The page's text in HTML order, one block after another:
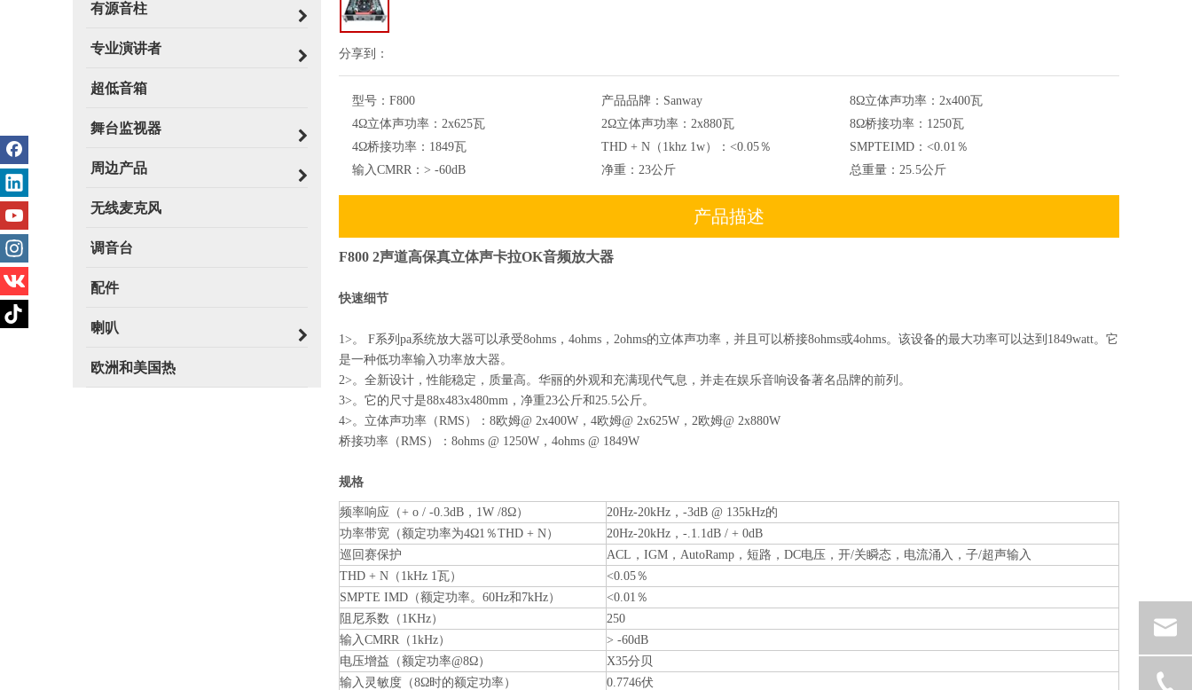
有源音柱
专业演讲者
超低音箱
舞台监视器
周边产品
无线麦克风
调音台
配件
喇叭
欧洲和美国热
分享到：
型号： F800 产品品牌： Sanway 8Ω立体声功率： 2x400瓦
4Ω立体声功率： 2x625瓦 2Ω立体声功率： 2x880瓦 8Ω桥接功率： 1250瓦
4Ω桥接功率： 1849瓦 THD + N（1khz 1w）： <0.05％ SMPTEIMD： <0.01％
输入CMRR： > -60dB 净重： 23公斤 总重量： 25.5公斤
产品描述
F800 2声道高保真立体声卡拉OK音频放大器
快速细节
1>。 F系列pa系统放大器可以承受8ohms，4ohms，2ohms的立体声功率，并且可以桥接8ohms或4ohms。该设备的最大功率可以达到1849watt。它
是一种低功率输入功率放大器。
2>。全新设计，性能稳定，质量高。华丽的外观和充满现代气息，并走在娱乐音响设备著名品牌的前列。
3>。它的尺寸是88x483x480mm，净重23公斤和25.5公斤。
4>。立体声功率（RMS）：8欧姆@ 2x400W，4欧姆@ 2x625W，2欧姆@ 2x880W
桥接功率（RMS）：8ohms @ 1250W，4ohms @ 1849W
规格
频率响应（+ o / -0.3dB，1W /8Ω）
20Hz-20kHz，-3dB @ 135kHz的
功率带宽（额定功率为4Ω1％THD + N）
20Hz-20kHz，-.1.1dB / + 0dB
巡回赛保护
ACL，IGM，AutoRamp，短路，DC电压，开/关瞬态，电流涌入，子/超声输入
THD + N（1kHz 1瓦）
<0.05％
SMPTE IMD（额定功率。60Hz和7kHz）
<0.01％
阻尼系数（1KHz）
250
输入CMRR（1kHz）
> -60dB
电压增益（额定功率@8Ω）
X35分贝
输入灵敏度（8Ω时的额定功率）
0.7746伏